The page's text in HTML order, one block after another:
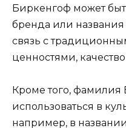
Биркенгоф может
бренда или
связь с
ценностями,
Кроме того,
использоваться в
например, в